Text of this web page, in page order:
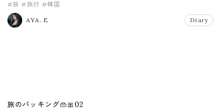
#旅 #旅行 #韓国
AYA..E Diary
旅のパッキング👜🎀02